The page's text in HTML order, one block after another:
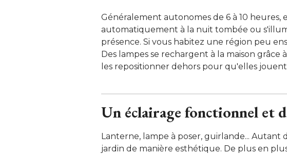
Généralement autonomes de 6 à 10
automatiquement à la nuit tombée ou
présence. Si vous habitez une région peu
Des lampes se rechargent à la maison
les repositionner dehors pour qu'elles
Un éclairage fonctionnel et
Lanterne, lampe à poser, guirlande... Autant
jardin de manière esthétique. De plus en